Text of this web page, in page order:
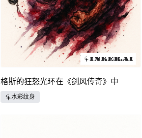
格斯的狂怒光环在《剑风传奇》中
水彩纹身